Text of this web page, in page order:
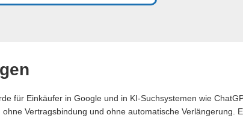
für Einkäufer in Google und in KI-Suchsystemen wie
Vertragsbindung und ohne automatische Verlängerung.